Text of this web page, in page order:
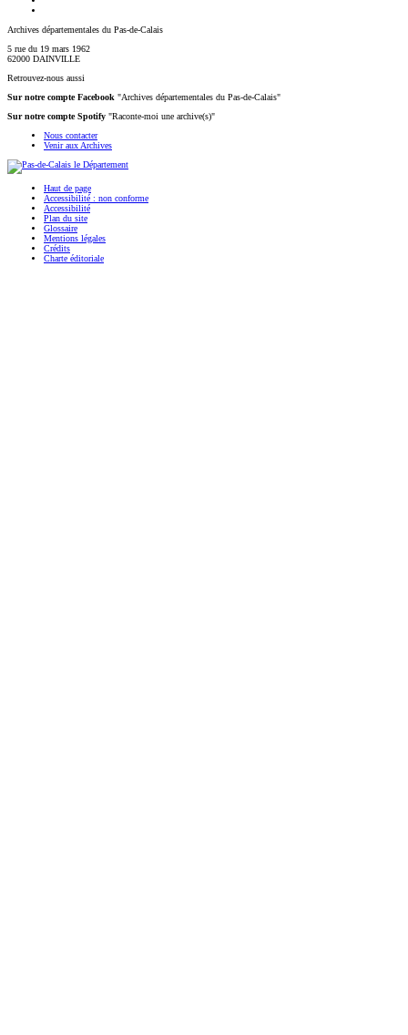
Archives départementales du Pas-de-Calais
5 rue du 19 mars 1962
62000 DAINVILLE
Retrouvez-nous aussi
Sur notre compte Facebook "Archives départementales du Pas-de-Calais"
Sur notre compte Spotify "Raconte-moi une archive(s)"
Nous contacter
Venir aux Archives
Haut de page
Accessibilité : non conforme
Accessibilité
Plan du site
Glossaire
Mentions légales
Crédits
Charte éditoriale